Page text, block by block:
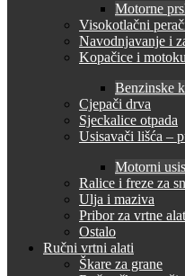
Motorne
Visokotlačni
Navodnjavanje i
Kopačice i
Benzinske
Cjepači drva
Sjeckalice otpada
Usisavači lišća –
Motorni
Ralice i freze za
Ulja i maziva
Pribor za vrtne
Ostalo
Ručni vrtni alati
Škare za grane